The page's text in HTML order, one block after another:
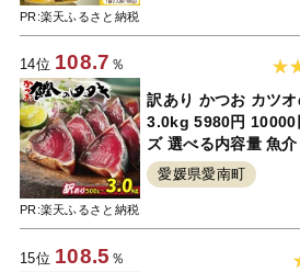
PR:楽天ふるさと納税
14位 108.7 ％
PR:楽天ふるさと納税
訳あり かつお カツ
3.0kg 5980円 10000
ズ 選べる内容量 魚
け 真空 パック 新鮮
一 水揚げ 肉 厚 タタ
愛媛県愛南町
15位 108.5 ％